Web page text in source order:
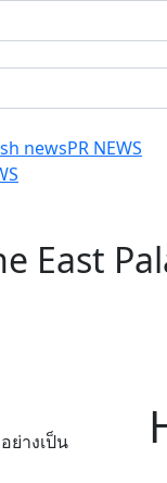
newsPR NEWS
East
ย่างเป็น